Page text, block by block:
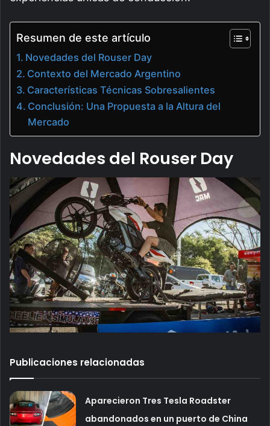
Resumen de este artículo
Novedades del Rouser Day
Contexto del Mercado Argentino
Características Técnicas Sobresalientes
Conclusión: Una Propuesta a la Altura del
Mercado
Novedades del Rouser Day
Publicaciones relacionadas
Aparecieron Tres Tesla Roadster
abandonados en un puerto de China